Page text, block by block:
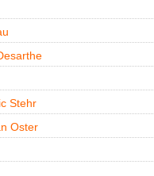
Stehr
Oster